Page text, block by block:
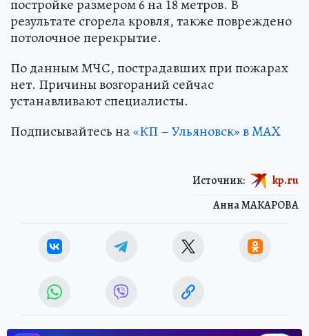
постройке размером 6 на 18 метров. В
результате сгорела кровля, также повреждено
потолочное перекрытие.
По данным МЧС, пострадавших при пожарах
нет. Причины возгораний сейчас
устанавливают специалисты.
Подписывайтесь на«КП – Ульяновск» в MAX
Анна МАКАРОВА
Источник: kp.ru